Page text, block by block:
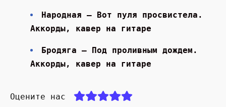
Народная — Вот пуля просвистела.
Аккорды, кавер на гитаре
Бродяга — Под проливным дождем.
Аккорды, кавер на гитаре
Оцените нас